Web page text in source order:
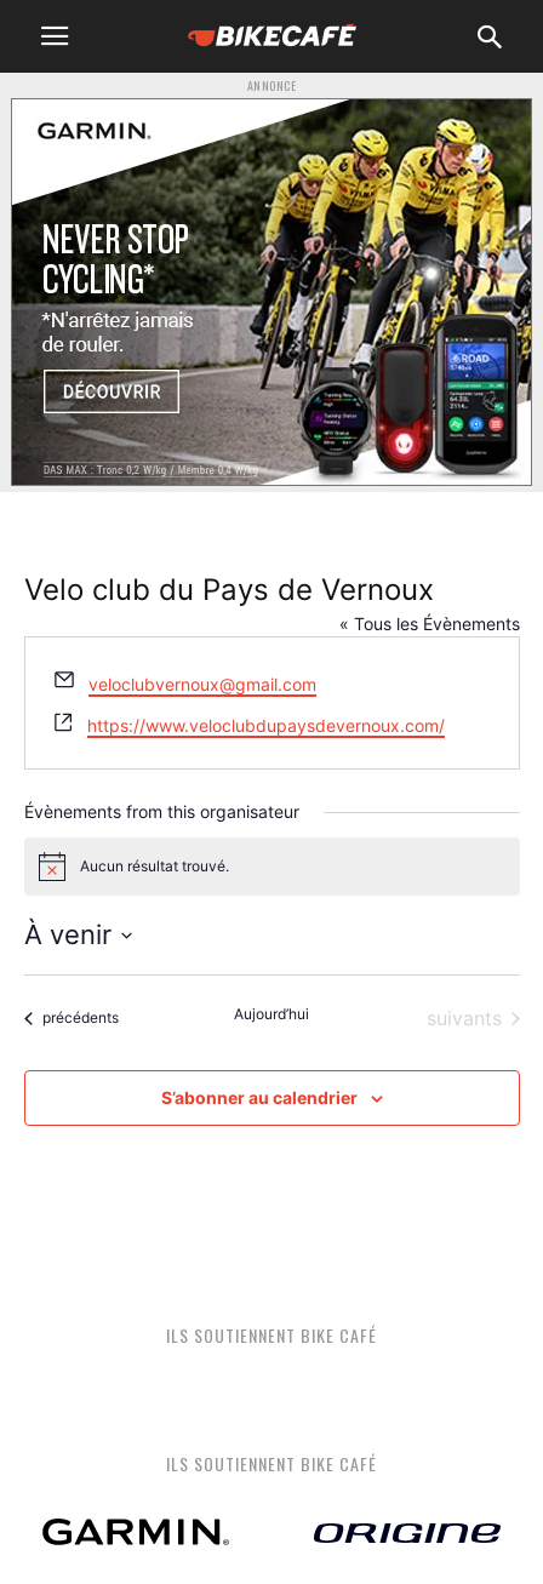
ANNONCE
Velo club du Pays de Vernoux
« Tous les Évènements
Email
veloclubvernoux@gmail.com
Site
https://www.veloclubdupaysdevernoux.com/
Évènements from this organisateur
NoticeAucun résultat trouvé.
À venir
date.Évènements
précédents Aujourd’hui Évènements
suivants
S’abonner au calendrier